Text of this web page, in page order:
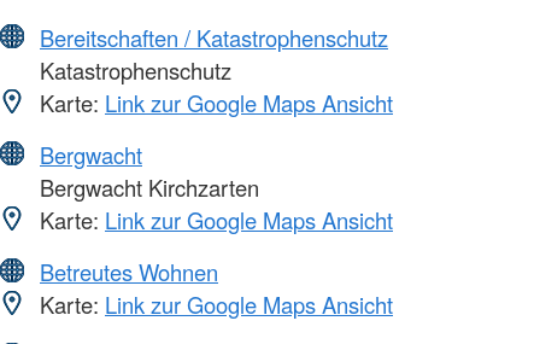
Bereitschaften / Katastrophenschutz
Katastrophenschutz
Karte: Link zur Google Maps Ansicht
Bergwacht
Bergwacht Kirchzarten
Karte: Link zur Google Maps Ansicht
Betreutes Wohnen
Karte: Link zur Google Maps Ansicht